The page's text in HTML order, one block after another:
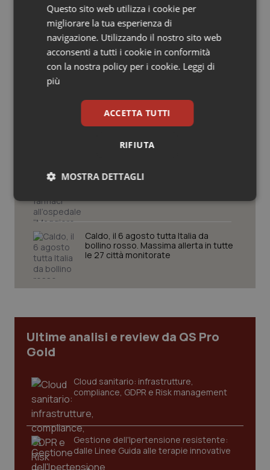
Salute orale & impianti
Sangue & coagulazione
Tiroide
Tumore al seno
Tumori del Polmone & Testa Collo
Tumori gastrointestinali
Ulcera & Reflusso
Vaccini
Potrebbe interessarti in
Cronache
AI Act, in vigore gli obblighi di
trasparenza: cosa cambia per sanità
Caldo, l’ondata prosegue. Il 7 agosto
Bolzano torna in giallo
Maxi furto di farmaci all’ospedale
Caldo, il 6 agosto tutta Italia da
bollino rosso. Massima allerta in tutte
le 27 città monitorate
Ultime analisi e review da QS Pro
Gold
Cloud sanitario: infrastrutture,
compliance, GDPR e Risk management
Gestione dell'Ipertensione resistente:
dalle Linee Guida alle terapie innovative
Questo sito web utilizza i cookie per
migliorare la tua esperienza di
navigazione. Utilizzando il nostro sito web
acconsenti a tutti i cookie in conformità
con la nostra policy per i cookie. Leggi di
più
ACCETTA TUTTI
RIFIUTA
MOSTRA DETTAGLI
Necessari Statistici Marketing
Necessari Statistici Marketing
sito web abilitandone funzionalità di base quali la
protette del sito. Il sito web non è in grado di
funzionare correttamente senza questi cookie.
VISITOR_PRIVACY_METADATA
YouTube
.youtube.com